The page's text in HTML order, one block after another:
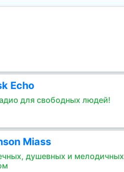
Echo
для свободных людей!
Miass
душевных и мелодичных